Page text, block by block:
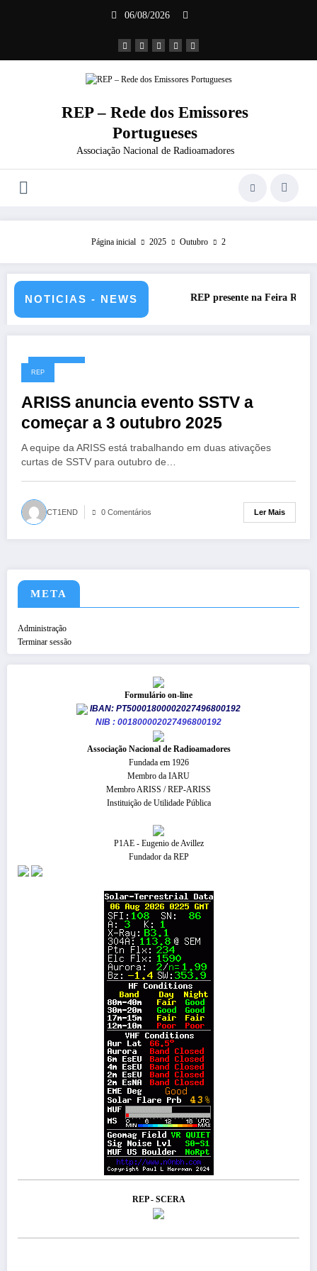
06/08/2026
REP – Rede dos Emissores
Portugueses
Associação Nacional de Radioamadores
Página inicial 2025 Outubro 2
NOTICIAS - NEWS
Portuguesas-2026 REP presente na Feira Rádio da ARAL
02/10/2025
REP
ARISS anuncia evento SSTV a
começar a 3 outubro 2025
A equipe da ARISS está trabalhando em duas ativações
curtas de SSTV para outubro de…
CT1END 0 Comentários Ler Mais
META
Administração
Terminar sessão
Formulário on-line
IBAN: PT50001800002027496800192
NIB : 001800002027496800192
​Associação Nacional de Radioamadores
Fundada em 1926
Membro da IARU
Membro ARISS / REP-ARISS
Instituição de Utilidade Pública
P1AE - Eugenio de Avillez
Fundador da REP
REP - SCERA